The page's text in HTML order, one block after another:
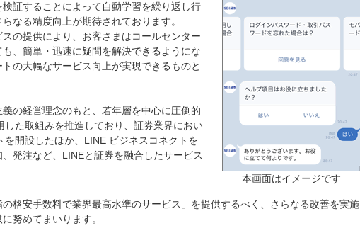
証することによって自動学習を繰り返し行
なる精度向上が期待されております。
の提供により、お客さまはコールセンター
、簡単・迅速に疑問を解決できるようにな
の大幅なサービス向上が実現できるものと
の経営理念のもと、若年層を中心に圧倒的
した取組みを推進しており、証券業界におい
を開設したほか、LINE ビジネスコネクトを
発注など、LINEと証券を融合したサービス
本画面はイメージです
格安手数料で業界最高水準のサービス」を提供するべく、さらなる改善を実施
努めてまいります。